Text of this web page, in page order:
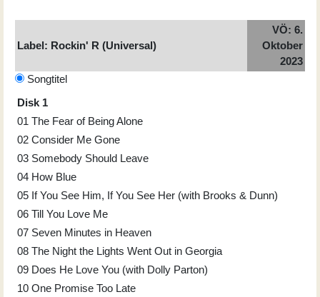
Label: Rockin' R (Universal)
VÖ: 6.
Oktober
2023
Songtitel
Disk 1
01 The Fear of Being Alone
02 Consider Me Gone
03 Somebody Should Leave
04 How Blue
05 If You See Him, If You See Her (with Brooks & Dunn)
06 Till You Love Me
07 Seven Minutes in Heaven
08 The Night the Lights Went Out in Georgia
09 Does He Love You (with Dolly Parton)
10 One Promise Too Late